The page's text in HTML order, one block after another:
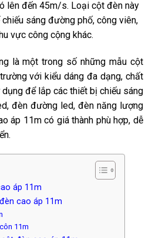
lên đến 45m/s. Loại cột đèn này
sáng đường phố, công viên,
vực công cộng khác.
là một trong số những mẫu cột
với kiểu dáng đa dạng, chất
để lắp các thiết bị chiếu sáng
đèn đường led, đèn năng lượng
áp 11m có giá thành phù hợp, dễ
áp 11m
cao áp 11m
11m